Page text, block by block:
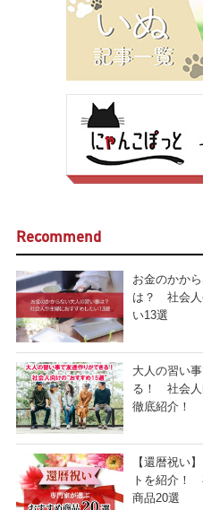
Recommend
お金のかか
は？ 社会人
い13選
大人の習い
る！ 社会人
徹底紹介！
【還暦祝い
トを紹介！
商品20選